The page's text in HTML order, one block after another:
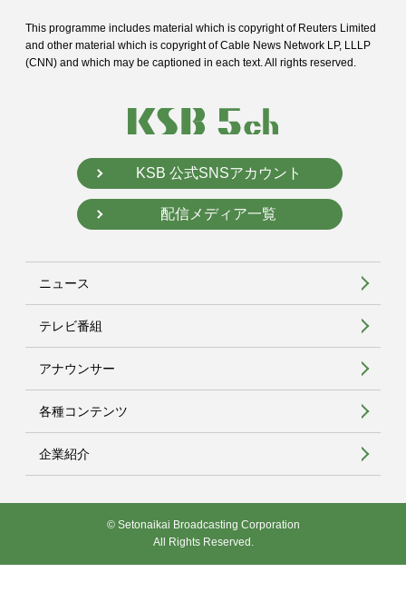
This programme includes material which is copyright of Reuters Limited
and other material which is copyright of Cable News Network LP, LLLP
(CNN) and which may be captioned in each text. All rights reserved.
KSB 公式SNSアカウント
配信メディア一覧
ニュース
テレビ番組
アナウンサー
各種コンテンツ
企業紹介
© Setonaikai Broadcasting Corporation
All Rights Reserved.